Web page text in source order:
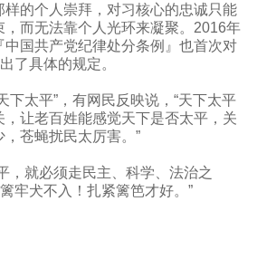
的个人崇拜，对习核心的忠诚只能
而无法靠个人光环来凝聚。 2016年
国共产党纪律处分条例』也首次对
了具体的规定。
下太平”，有网民反映说，“天下太平
让老百姓能感觉天下是否太平，关
苍蝇扰民太厉害。”
，就必须走民主、科学、法治之
牢犬不入！扎紧篱笆才好。”